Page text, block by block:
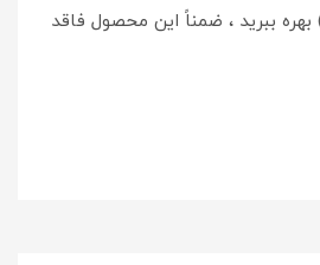
بهره ببرید ، ضمناً این محصول فاقد